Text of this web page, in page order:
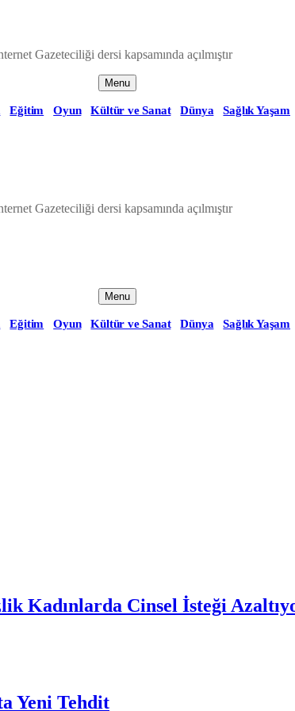
Gazeteciliği dersi kapsamında açılmıştır
Menu
Eğitim Oyun Kültür ve Sanat Dünya Sağlık Yaşam
Gazeteciliği dersi kapsamında açılmıştır
Menu
Eğitim Oyun Kültür ve Sanat Dünya Sağlık Yaşam
Kadınlarda Cinsel İsteği
Yeni Tehdit